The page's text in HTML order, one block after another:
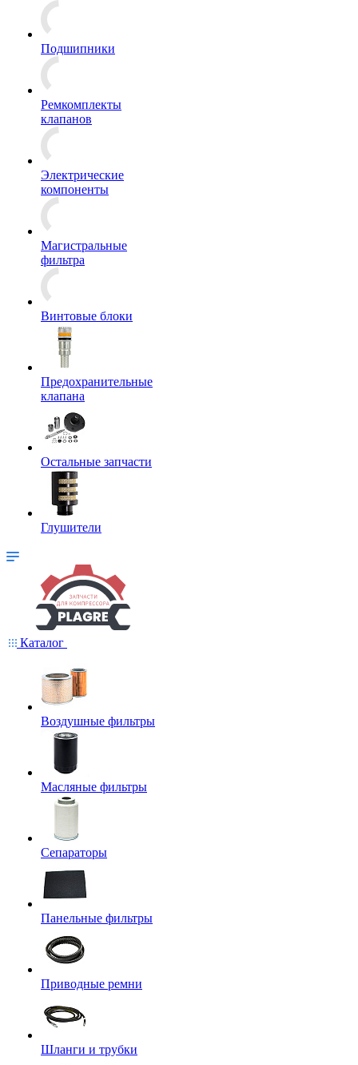
Подшипники
Ремкомплекты
клапанов
Электрические
компоненты
Магистральные
фильтра
Винтовые блоки
Предохранительные
клапана
Остальные запчасти
Глушители
Каталог
Воздушные фильтры
Масляные фильтры
Сепараторы
Панельные фильтры
Приводные ремни
Шланги и трубки